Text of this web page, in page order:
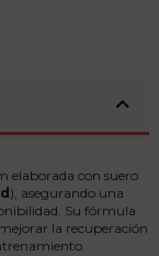
elaborada con suero
), asegurando una
Su fórmula
la recuperación